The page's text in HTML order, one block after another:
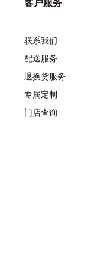
客户服务
联系我们
配送服务
退换货服务
专属定制
门店查询